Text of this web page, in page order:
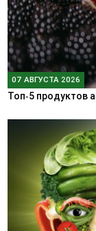
07 АВГУСТА 2026
Топ‑5 продуктов